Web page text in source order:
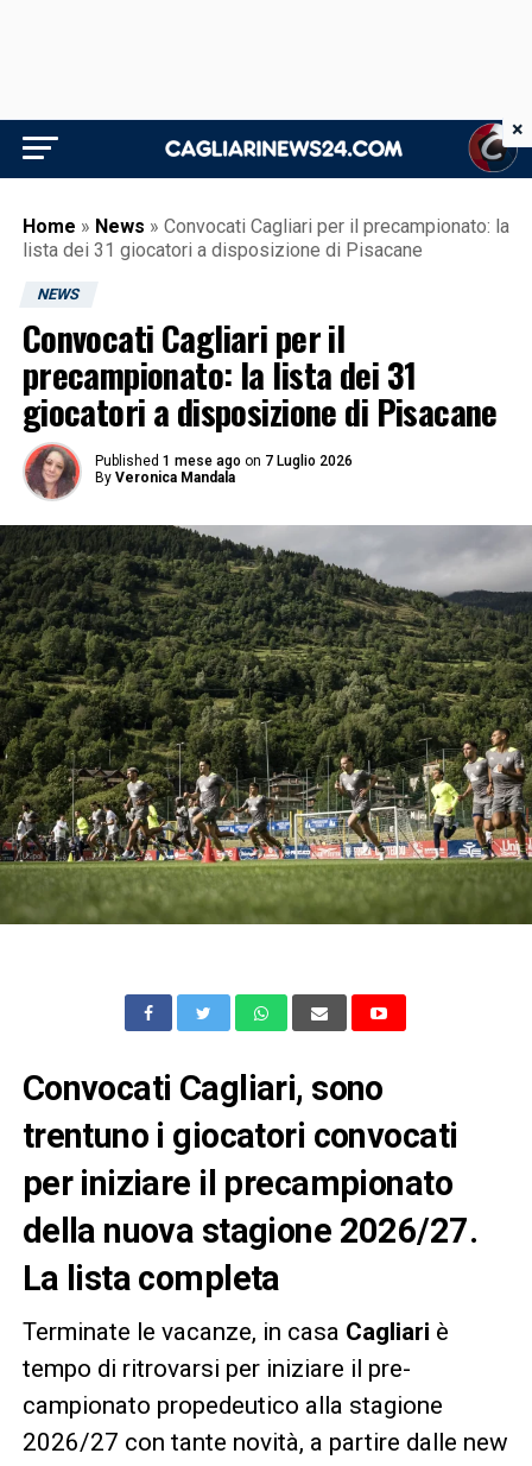
Home » News » Convocati Cagliari per il precampionato: la
lista dei 31 giocatori a disposizione di Pisacane
NEWS
Convocati Cagliari per il
precampionato: la lista dei 31
giocatori a disposizione di Pisacane
Published 1 mese ago on 7 Luglio 2026
By Veronica Mandala
Convocati Cagliari, sono
trentuno i giocatori convocati
per iniziare il precampionato
della nuova stagione 2026/27.
La lista completa
Terminate le vacanze, in casa Cagliari è
tempo di ritrovarsi per iniziare il pre-
campionato propedeutico alla stagione
2026/27 con tante novità, a partire dalle new
×